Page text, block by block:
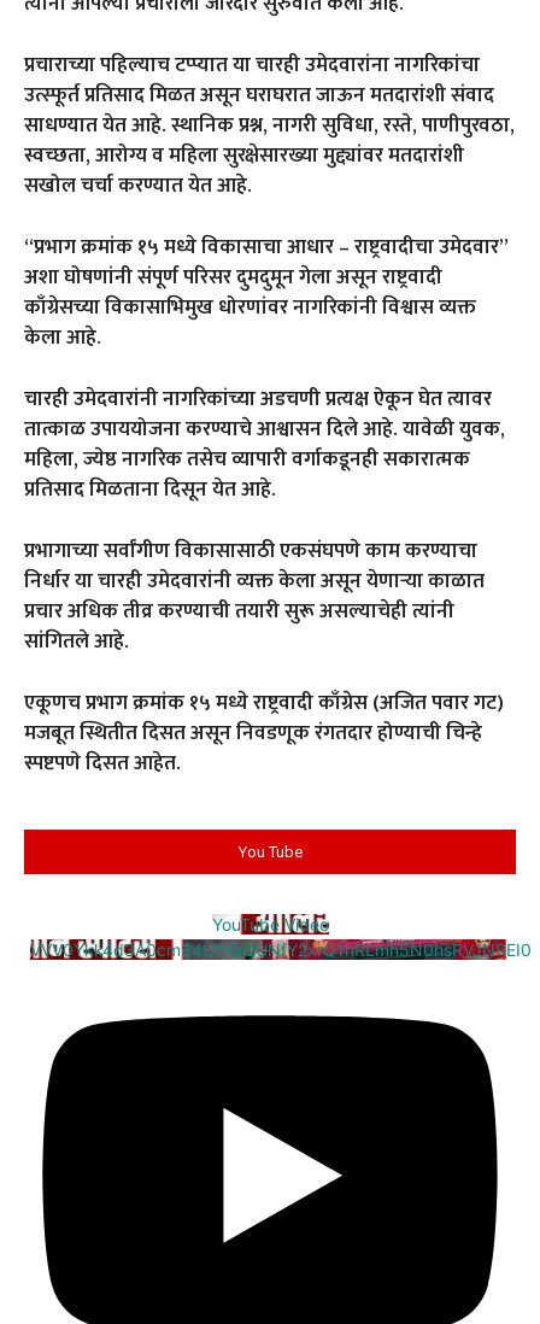
प्रचाराच्या पहिल्याच टप्प्यात या चारही उमेदवारांना नागरिकांचा
उत्स्फूर्त प्रतिसाद मिळत असून घराघरात जाऊन मतदारांशी संवाद
साधण्यात येत आहे. स्थानिक प्रश्न, नागरी सुविधा, रस्ते, पाणीपुरवठा,
स्वच्छता, आरोग्य व महिला सुरक्षेसारख्या मुद्द्यांवर मतदारांशी
सखोल चर्चा करण्यात येत आहे.
“प्रभाग क्रमांक १५ मध्ये विकासाचा आधार – राष्ट्रवादीचा उमेदवार”
अशा घोषणांनी संपूर्ण परिसर दुमदुमून गेला असून राष्ट्रवादी
काँग्रेसच्या विकासाभिमुख धोरणांवर नागरिकांनी विश्वास व्यक्त
केला आहे.
चारही उमेदवारांनी नागरिकांच्या अडचणी प्रत्यक्ष ऐकून घेत त्यावर
तात्काळ उपाययोजना करण्याचे आश्वासन दिले आहे. यावेळी युवक,
महिला, ज्येष्ठ नागरिक तसेच व्यापारी वर्गाकडूनही सकारात्मक
प्रतिसाद मिळताना दिसून येत आहे.
प्रभागाच्या सर्वांगीण विकासासाठी एकसंघपणे काम करण्याचा
निर्धार या चारही उमेदवारांनी व्यक्त केला असून येणाऱ्या काळात
प्रचार अधिक तीव्र करण्याची तयारी सुरू असल्याचेही त्यांनी
सांगितले आहे.
एकूणच प्रभाग क्रमांक १५ मध्ये राष्ट्रवादी काँग्रेस (अजित पवार गट)
मजबूत स्थितीत दिसत असून निवडणूक रंगतदार होण्याची चिन्हे
स्पष्टपणे दिसत आहेत.
You Tube
YouTube Video
VVV0Ykk4d3A0cm94U1VaQUNfY2xrQ1hRLmh5N0hsRVJNREI0